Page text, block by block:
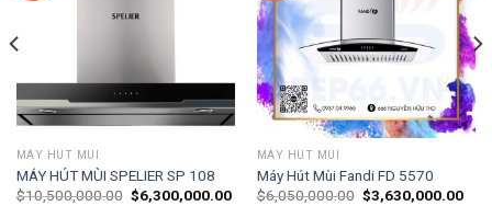
MÁY HÚT MÙI
MÁY HÚT MÙI SPELIER SP 108
$10,500,000.00 $6,300,000.00
MÁY HÚT MÙI
Máy Hút Mùi Fandi FD 5570
$6,050,000.00 $3,630,000.00